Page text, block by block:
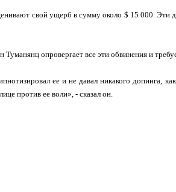
свой ущерб в сумму около $ 15 000. Эти
Туманянц опровергает все эти обвинения и
ее и не давал никакого допинга,
против ее воли», - сказал он.